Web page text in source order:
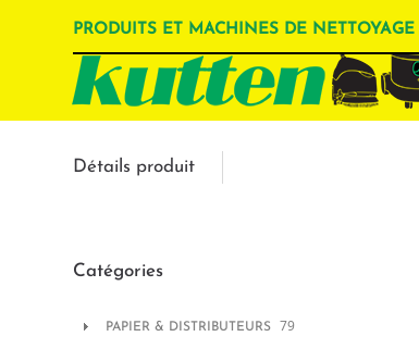
PRODUITS ET MACHINES DE NETTOYAGE
Détails produit
Catégories
PAPIER & DISTRIBUTEURS 79